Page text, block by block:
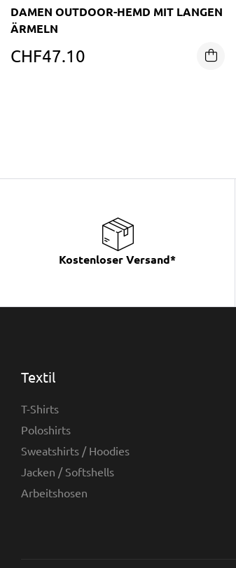
DAMEN OUTDOOR-HEMD MIT LANGEN
ÄRMELN
CHF47.10
Kostenloser Versand*
Textil
T-Shirts
Poloshirts
Sweatshirts / Hoodies
Jacken / Softshells
Arbeitshosen